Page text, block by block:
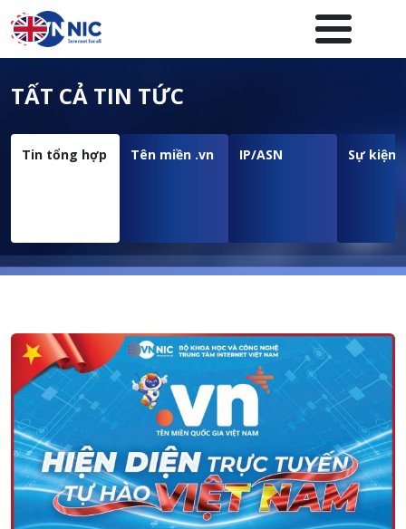
Nhảy đến nội dung
Menuheader của website
TẤT CẢ TIN TỨC
Tin tổng hợp Tên miền .vn IP/ASN Sự kiện